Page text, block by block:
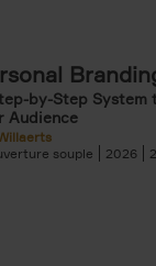
by-Step System
Audience
souple
2026